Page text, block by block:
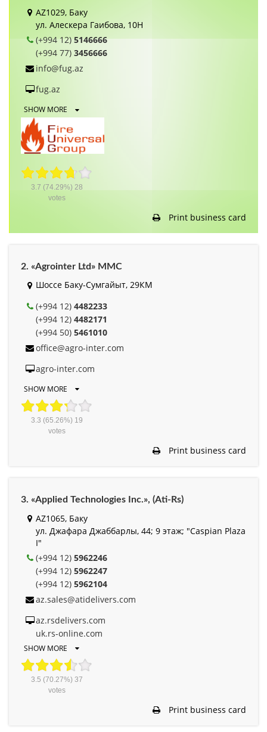
AZ1029, Баку
ул. Алескера Гаибова, 10H
(+994 12) 5146666
(+994 77) 3456666
info@fug.az
fug.az
SHOW MORE
3.7 (74.29%) 28
votes
Print business card
2. «Agrointer Ltd» MMC
Шоссе Баку-Сумгайыт, 29КМ
(+994 12) 4482233
(+994 12) 4482171
(+994 50) 5461010
office@agro-inter.com
agro-inter.com
SHOW MORE
3.3 (65.26%) 19
votes
Print business card
3. «Applied Technologies Inc.», (Ati-Rs)
AZ1065, Баку
ул. Джафара Джаббарлы, 44; 9 этаж; "Caspian Plaza
I"
(+994 12) 5962246
(+994 12) 5962247
(+994 12) 5962104
az.sales@atidelivers.com
az.rsdelivers.com
uk.rs-online.com
SHOW MORE
3.5 (70.27%) 37
votes
Print business card